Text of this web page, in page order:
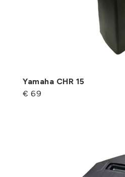
Yamaha CHR 15
€ 69